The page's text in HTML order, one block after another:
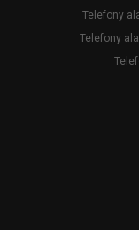
Telefony
Telefony